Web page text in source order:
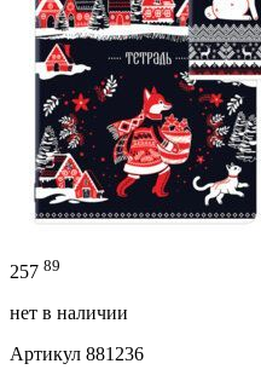
257 89
нет в наличии
Артикул 881236